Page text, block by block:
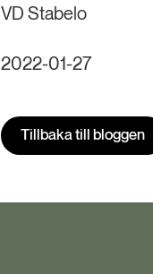
VD Stabelo
2022-01-27
Tillbaka till bloggen